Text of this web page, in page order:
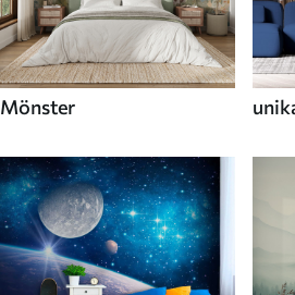
Mönster